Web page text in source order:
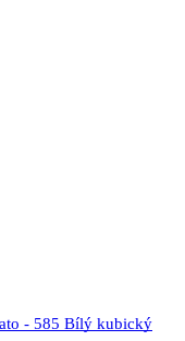
- 585 Bílý kubický